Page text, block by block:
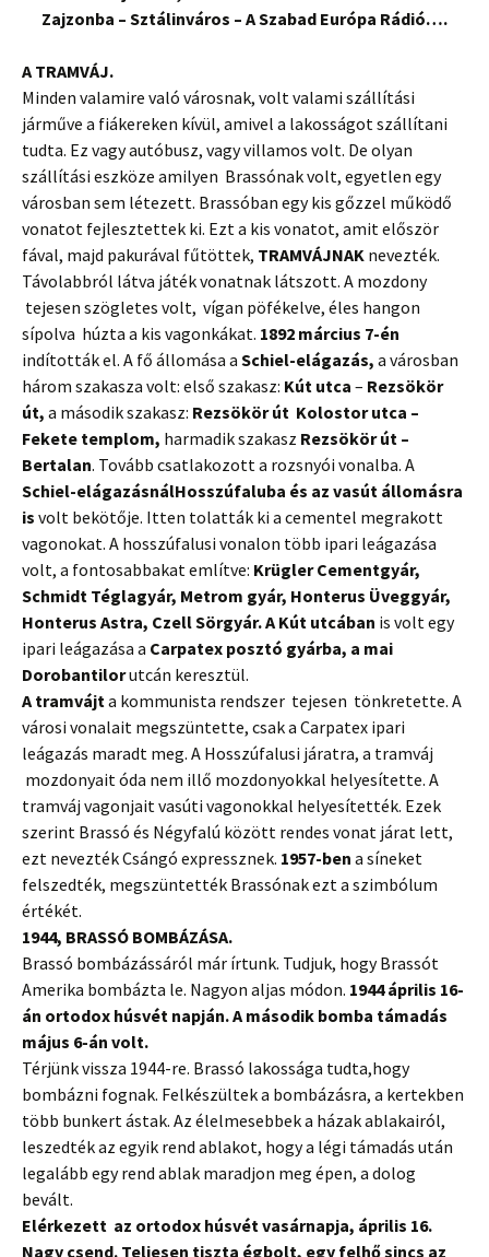
Zajzonba – Sztálinváros – A Szabad Európa Rádió….
A TRAMVÁJ.
Minden valamire való városnak, volt valami szállítási
járműve a fiákereken kívül, amivel a lakosságot szállítani
tudta. Ez vagy autóbusz, vagy villamos volt. De olyan
szállítási eszköze amilyen Brassónak volt, egyetlen egy
városban sem létezett. Brassóban egy kis gőzzel működő
vonatot fejlesztettek ki. Ezt a kis vonatot, amit először
fával, majd pakurával fűtöttek, TRAMVÁJNAK nevezték.
Távolabbról látva játék vonatnak látszott. A mozdony
tejesen szögletes volt, vígan pöfékelve, éles hangon
sípolva húzta a kis vagonkákat. 1892 március 7-én
indították el. A fő állomása a Schiel-elágazás, a városban
három szakasza volt: első szakasz: Kút utca – Rezsökör
út, a második szakasz: Rezsökör út Kolostor utca –
Fekete templom, harmadik szakasz Rezsökör út –
Bertalan. Tovább csatlakozott a rozsnyói vonalba. A
Schiel-elágazásnálHosszúfaluba és az vasút állomásra
is volt bekötője. Itten tolatták ki a cementel megrakott
vagonokat. A hosszúfalusi vonalon több ipari leágazása
volt, a fontosabbakat említve: Krügler Cementgyár,
Schmidt Téglagyár, Metrom gyár, Honterus Üveggyár,
Honterus Astra, Czell Sörgyár. A Kút utcában is volt egy
ipari leágazása a Carpatex posztó gyárba, a mai
Dorobantilorutcán keresztül.
A tramvájta kommunista rendszer tejesen tönkretette. A
városi vonalait megszüntette, csak a Carpatex ipari
leágazás maradt meg. A Hosszúfalusi járatra, a tramváj
mozdonyait óda nem illő mozdonyokkal helyesítette. A
tramváj vagonjait vasúti vagonokkal helyesítették. Ezek
szerint Brassó és Négyfalú között rendes vonat járat lett,
ezt nevezték Csángó expressznek. 1957-ben a síneket
felszedték, megszüntették Brassónak ezt a szimbólum
értékét.
1944, BRASSÓ BOMBÁZÁSA.
Brassó bombázássáról már írtunk. Tudjuk, hogy Brassót
Amerika bombázta le. Nagyon aljas módon. 1944 április 16-
án ortodox húsvét napján. A második bomba támadás
május 6-án volt.
Térjünk vissza 1944-re. Brassó lakossága tudta,hogy
bombázni fognak. Felkészültek a bombázásra, a kertekben
több bunkert ástak. Az élelmesebbek a házak ablakairól,
leszedték az egyik rend ablakot, hogy a légi támadás után
legalább egy rend ablak maradjon meg épen, a dolog
bevált.
Elérkezett az ortodox húsvét vasárnapja, április 16.
Nagy csend. Teljesen tiszta égbolt, egy felhő sincs az